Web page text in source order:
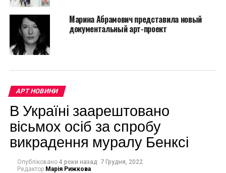
И хоть Марина Абрамович является одним из самых
необычных художников современности, ее
абсолютно не комичная фигура стала синонимом
американского современного искусства. В целом,
Марина Абрамович представила новый
документальный арт-проект
АРТ НОВИНИ
В Україні заарештовано
вісьмох осіб за спробу
викрадення муралу Бенксі
Опубліковано 4 роки назад 7 Грудня, 2022
Редактор Марія Рижкова